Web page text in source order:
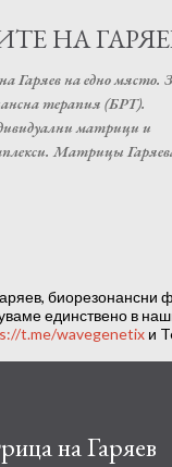
към основното
НА
Гаряев на едно място.
терапия (БРТ).
матрици и
Матрицы
programs
биорезонансни
единствено в
t.me/wavegenetix и
на Гаряев